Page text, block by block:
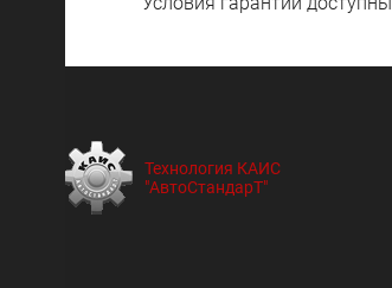
Технология КАИС
"АвтоСтандарТ"